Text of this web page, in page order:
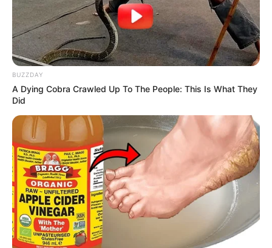
BUZZDAY
A Dying Cobra Crawled Up To The People: This Is What They
Did